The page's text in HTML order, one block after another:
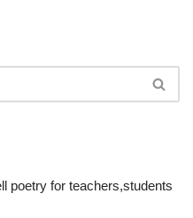
poetry for teachers,students